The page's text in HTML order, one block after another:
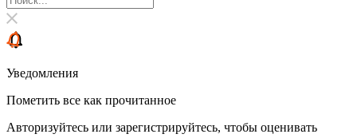
Уведомления
Пометить все как прочитанное
Авторизуйтесь или зарегистрируйтесь, чтобы оценивать